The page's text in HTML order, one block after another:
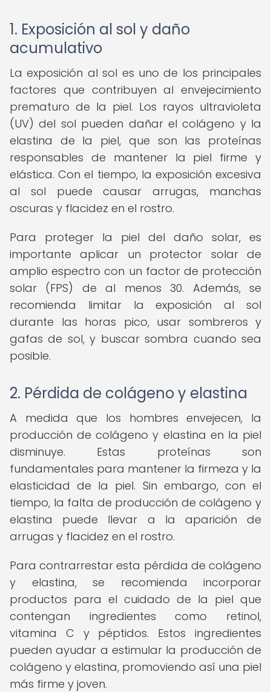
1. Exposición al sol y daño
acumulativo
La exposición al sol es uno de los principales
factores que contribuyen al envejecimiento
prematuro de la piel. Los rayos ultravioleta
(UV) del sol pueden dañar el colágeno y la
elastina de la piel, que son las proteínas
responsables de mantener la piel firme y
elástica. Con el tiempo, la exposición excesiva
al sol puede causar arrugas, manchas
oscuras y flacidez en el rostro.
Para proteger la piel del daño solar, es
importante aplicar un protector solar de
amplio espectro con un factor de protección
solar (FPS) de al menos 30. Además, se
recomienda limitar la exposición al sol
durante las horas pico, usar sombreros y
gafas de sol, y buscar sombra cuando sea
posible.
2. Pérdida de colágeno y elastina
A medida que los hombres envejecen, la
producción de colágeno y elastina en la piel
disminuye. Estas proteínas son
fundamentales para mantener la firmeza y la
elasticidad de la piel. Sin embargo, con el
tiempo, la falta de producción de colágeno y
elastina puede llevar a la aparición de
arrugas y flacidez en el rostro.
Para contrarrestar esta pérdida de colágeno
y elastina, se recomienda incorporar
productos para el cuidado de la piel que
contengan ingredientes como retinol,
vitamina C y péptidos. Estos ingredientes
pueden ayudar a estimular la producción de
colágeno y elastina, promoviendo así una piel
más firme y joven.